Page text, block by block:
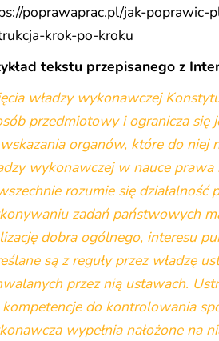
poprawaprac.pl/jak-poprawic-
krok-po-kroku
tekstu przepisanego z
władzy wykonawczej
przedmiotowy i ogranicza się
organów, które do niej
wykonawczej w nauce
rozumie się działalność
zadań państwowych
dobra ogólnego, interesu
są z reguły przez władzę
przez nią ustawach.
do kontrolowania
wypełnia nałożone na